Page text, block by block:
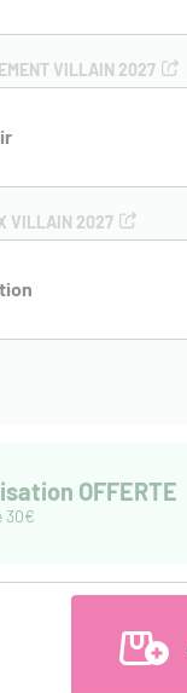
VILLAIN 2027
VILLAIN 2027
OFFERTE
30€